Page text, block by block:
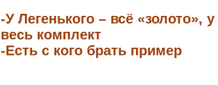
-У Легенького – всё «золото»,
весь комплект
-Есть с кого брать пример